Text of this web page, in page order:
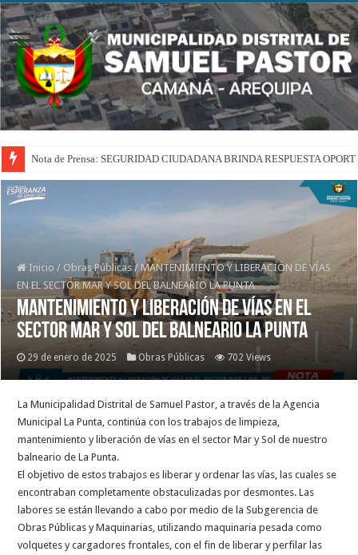
Nota de Prensa: SEGURIDAD CIUDADANA BRINDA RESPUESTA
Inicio / Obras Públicas / MANTENIMIENTO Y LIBERACIÓN DE VÍAS
EN EL SECTOR MAR Y SOL DEL BALNEARIO LA PUNTA
MANTENIMIENTO Y LIBERACIÓN DE VÍAS EN EL
SECTOR MAR Y SOL DEL BALNEARIO LA PUNTA
29 de enero de 2025 Obras Públicas 702 Views
La Municipalidad Distrital de Samuel Pastor, a través de la Agencia
Municipal La Punta, continúa con los trabajos de limpieza,
mantenimiento y liberación de vías en el sector Mar y Sol de nuestro
balneario de La Punta.
El objetivo de estos trabajos es liberar y ordenar las vías, las cuales se
encontraban completamente obstaculizadas por desmontes. Las
labores se están llevando a cabo por medio de la Subgerencia de
Obras Públicas y Maquinarias, utilizando maquinaria pesada como
volquetes y cargadores frontales, con el fin de liberar y perfilar las